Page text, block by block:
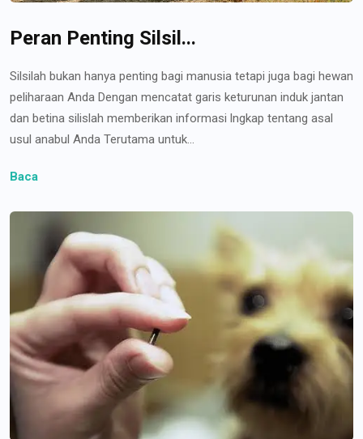
Peran Penting Silsil...
Silsilah bukan hanya penting bagi manusia tetapi juga bagi hewan
peliharaan Anda Dengan mencatat garis keturunan induk jantan
dan betina silislah memberikan informasi lngkap tentang asal
usul anabul Anda Terutama untuk...
Baca